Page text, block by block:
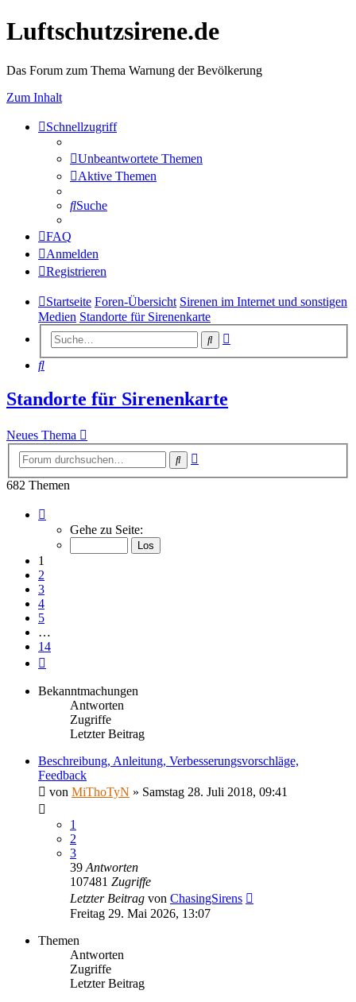
Luftschutzsirene.de
Das Forum zum Thema Warnung der Bevölkerung
Zum Inhalt
Schnellzugriff
Unbeantwortete Themen
Aktive Themen
Suche
FAQ
Anmelden
Registrieren
Startseite Foren-Übersicht Sirenen im Internet und sonstigen
Medien Standorte für Sirenenkarte
Suche
Suche
Standorte für Sirenenkarte
Neues Thema
Suche
682 Themen
von
Gehe zu Seite:
1
2
3
4
5
…
14
Bekanntmachungen
Antworten
Zugriffe
Letzter Beitrag
Beschreibung, Anleitung, Verbesserungsvorschläge,
Feedback
von MiThoTyN » Samstag 28. Juli 2018, 09:41
1
2
3
39 Antworten
107481 Zugriffe
Letzter Beitrag von ChasingSirens
Freitag 29. Mai 2026, 13:07
Themen
Antworten
Zugriffe
Letzter Beitrag